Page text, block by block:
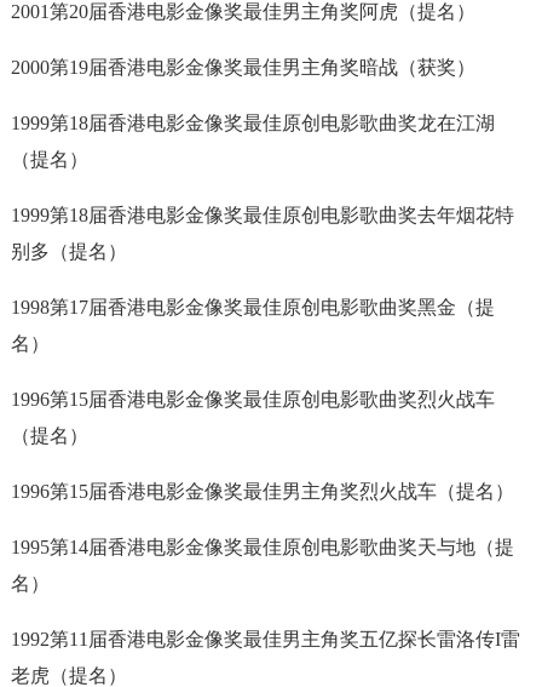
2001第20届香港电影金像奖最佳男主角奖阿虎（提名）
2000第19届香港电影金像奖最佳男主角奖暗战（获奖）
1999第18届香港电影金像奖最佳原创电影歌曲奖龙在江湖
（提名）
1999第18届香港电影金像奖最佳原创电影歌曲奖去年烟花特
别多（提名）
1998第17届香港电影金像奖最佳原创电影歌曲奖黑金（提
名）
1996第15届香港电影金像奖最佳原创电影歌曲奖烈火战车
（提名）
1996第15届香港电影金像奖最佳男主角奖烈火战车（提名）
1995第14届香港电影金像奖最佳原创电影歌曲奖天与地（提
名）
1992第11届香港电影金像奖最佳男主角奖五亿探长雷洛传I雷
老虎（提名）